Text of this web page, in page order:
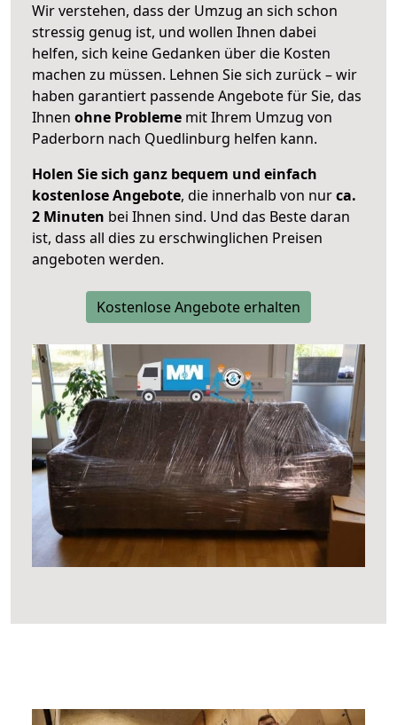
Wir verstehen, dass der Umzug an sich schon
stressig genug ist, und wollen Ihnen dabei
helfen, sich keine Gedanken über die Kosten
machen zu müssen. Lehnen Sie sich zurück – wir
haben garantiert passende Angebote für Sie, das
Ihnen ohne Probleme mit Ihrem Umzug von
Paderborn nach Quedlinburg helfen kann.
Holen Sie sich ganz bequem und einfach
kostenlose Angebote, die innerhalb von nurca.
2 Minuten bei Ihnen sind. Und das Beste daran
ist, dass all dies zu erschwinglichen Preisen
angeboten werden.
Kostenlose Angebote erhalten